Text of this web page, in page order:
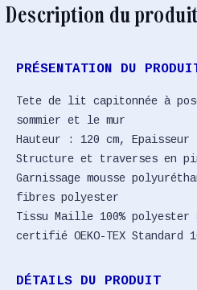
Description du produit
PRÉSENTATION DU
Tete de lit capitonnée à
sommier et le mur
Hauteur : 120 cm, Epaisseur
Structure et traverses en
Garnissage mousse
fibres polyester
Tissu Maille 100% polyester
certifié OEKO-TEX Standard
DÉTAILS DU PRODUIT